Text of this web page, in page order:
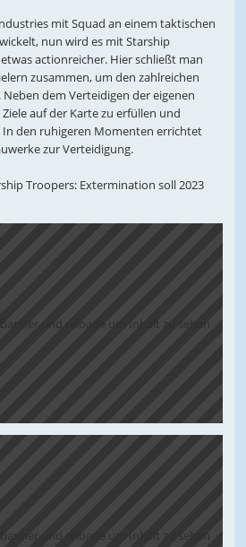
mit Squad an einem taktischen
nun wird es mit Starship
actionreicher. Hier schließt man
zusammen, um den zahlreichen
dem Verteidigen der eigenen
auf der Karte zu erfüllen und
In den ruhigeren Momenten errichtet
zur Verteidigung.
Troopers: Extermination soll 2023
und reloade um Inhalt zu sehen
und reloade um Inhalt zu sehen